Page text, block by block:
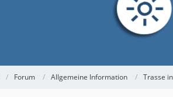
Forum Allgemeine Information Trasse